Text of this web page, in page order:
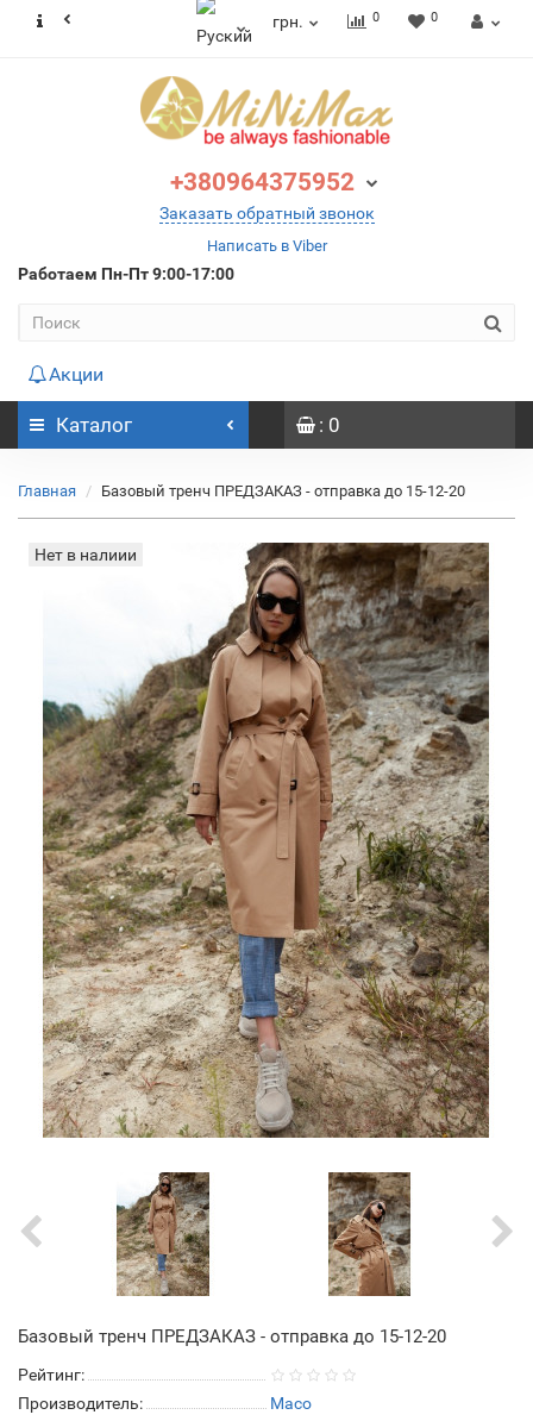
грн. 0 0
+380964375952
Заказать обратный звонок
Написать в Viber
Работаем Пн-Пт 9:00-17:00
Акции
Каталог : 0
Главная Базовый тренч ПРЕДЗАКАЗ - отправка до 15-12-20
Нет в налиии
Базовый тренч ПРЕДЗАКАЗ - отправка до 15-12-20
Рейтинг:
Производитель:
Maco